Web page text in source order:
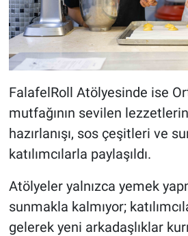
FalafelRoll Atölyesinde ise
mutfağının sevilen
hazırlanışı, sos çeşitleri ve
katılımcılarla paylaşıldı.
Atölyeler yalnızca yemek
sunmakla kalmıyor;
gelerek yeni arkadaşlıklar